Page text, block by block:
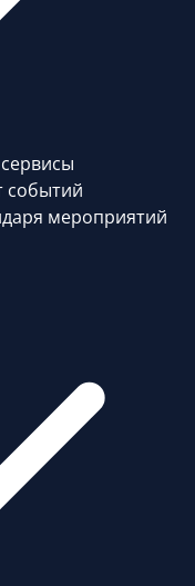
событий
мероприятий